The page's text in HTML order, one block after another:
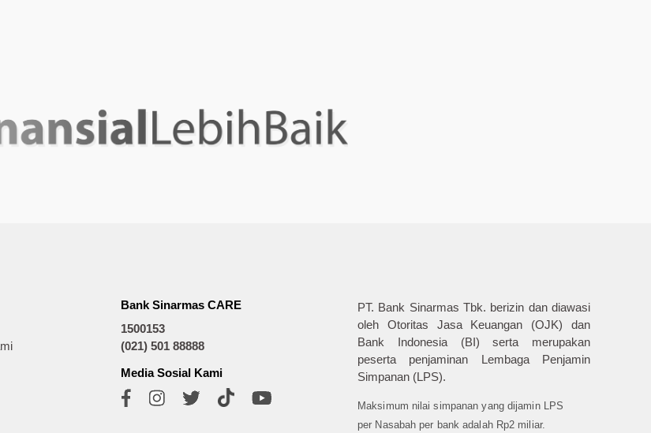
Bank Sinarmas CARE
1500153
(021) 501 88888
Media Sosial Kami
PT. Bank Sinarmas Tbk. berizin dan diawasi
oleh Otoritas Jasa Keuangan (OJK) dan
Bank Indonesia (BI) serta merupakan
peserta penjaminan Lembaga Penjamin
Simpanan (LPS).
Maksimum nilai simpanan yang dijamin LPS
per Nasabah per bank adalah Rp2 miliar.